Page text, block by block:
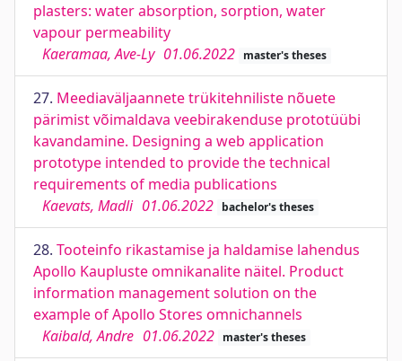
plasters: water absorption, sorption, water
vapour permeability
Kaeramaa, Ave-Ly 01.06.2022 master's theses
27. Meediaväljaannete trükitehniliste nõuete
pärimist võimaldava veebirakenduse prototüübi
kavandamine. Designing a web application
prototype intended to provide the technical
requirements of media publications
Kaevats, Madli 01.06.2022 bachelor's theses
28. Tooteinfo rikastamise ja haldamise lahendus
Apollo Kaupluste omnikanalite näitel. Product
information management solution on the
example of Apollo Stores omnichannels
Kaibald, Andre 01.06.2022 master's theses